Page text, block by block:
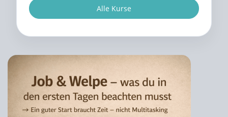
Alle Kurse